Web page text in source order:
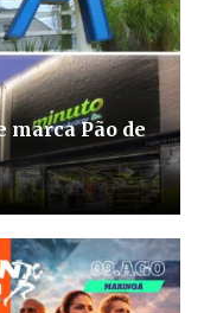
marca Pão de